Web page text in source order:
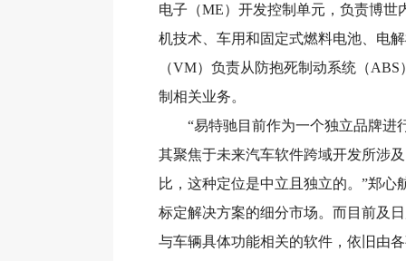
电子（ME）开发控制单元，负责博世
机技术、车用和固定式燃料电池、电
（VM）负责从防抱死制动系统（
制相关业务。
“易特驰目前作为一个独立品牌进行
其聚焦于未来汽车软件跨域开发所涉
比，这种定位是中立且独立的。”郑
标定解决方案的细分市场。而目前及
与车辆具体功能相关的软件，依旧由